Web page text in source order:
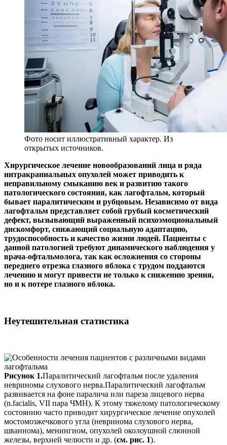
Фото носит иллюстративный характер. Из
открытых источников.
Хирургическое лечение новообразований лица и ряда
интракраниальных опухолей может приводить к
неправильному смыканию век и развитию такого
патологического состояния, как лагофтальм, который
бывает паралитическим и рубцовым. Независимо от вида
лагофтальм представляет собой грубый косметический
дефект, вызывающий выраженный психоэмоциональный
дискомфорт, снижающий социальную адаптацию,
трудоспособность и качество жизни людей. Пациенты с
данной патологией требуют динамического наблюдения у
врача-офтальмолога, так как осложнения со стороны
переднего отрезка глазного яблока с трудом поддаются
лечению и могут привести не только к снижению зрения,
но и к потере глазного яблока.
Неутешительная статистика
Рисунок 1.Паралитический лагофтальм после удаления
невриномы слухового нерва.Паралитический лагофтальм
развивается на фоне паралича или пареза лицевого нерва
(n.facialis, VII пара ЧМН). К этому тяжелому патологическому
состоянию часто приводит хирургическое лечение опухолей
мостомозжечкового угла (невринома слухового нерва,
шваннома), менингиом, опухолей околоушной слюнной
железы, верхней челюсти и др. (см. рис. 1).